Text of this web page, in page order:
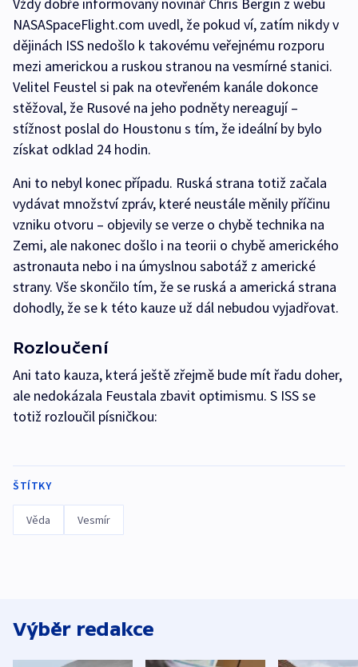
Vždy dobře informovaný novinář Chris Bergin z webu
NASASpaceFlight.com uvedl, že pokud ví, zatím nikdy v
dějinách ISS nedošlo k takovému veřejnému rozporu
mezi americkou a ruskou stranou na vesmírné stanici.
Velitel Feustel si pak na otevřeném kanále dokonce
stěžoval, že Rusové na jeho podněty nereagují –
stížnost poslal do Houstonu s tím, že ideální by bylo
získat odklad 24 hodin.
Ani to nebyl konec případu. Ruská strana totiž začala
vydávat množství zpráv, které neustále měnily příčinu
vzniku otvoru – objevily se verze o chybě technika na
Zemi, ale nakonec došlo i na teorii o chybě amerického
astronauta nebo i na úmyslnou sabotáž z americké
strany. Vše skončilo tím, že se ruská a americká strana
dohodly, že se k této kauze už dál nebudou vyjadřovat.
Rozloučení
Ani tato kauza, která ještě zřejmě bude mít řadu doher,
ale nedokázala Feustala zbavit optimismu. S ISS se
totiž rozloučil písničkou:
ŠTÍTKY
Věda Vesmír
Výběr redakce